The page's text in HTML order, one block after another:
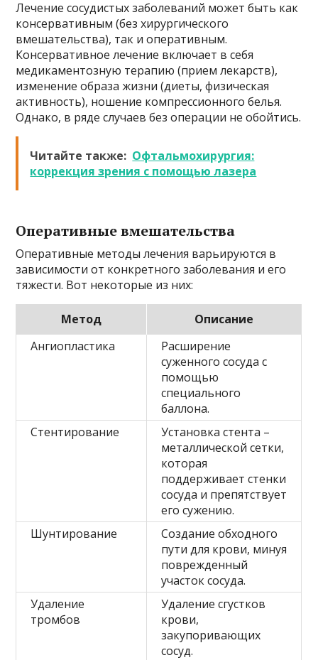
Лечение сосудистых заболеваний может быть как
консервативным (без хирургического
вмешательства), так и оперативным.
Консервативное лечение включает в себя
медикаментозную терапию (прием лекарств),
изменение образа жизни (диеты, физическая
активность), ношение компрессионного белья.
Однако, в ряде случаев без операции не обойтись.
Читайте также: Офтальмохирургия:
коррекция зрения с помощью лазера
Оперативные вмешательства
Оперативные методы лечения варьируются в
зависимости от конкретного заболевания и его
тяжести. Вот некоторые из них:
Метод
Описание
Ангиопластика
Расширение
суженного сосуда с
помощью
специального
баллона.
Стентирование
Установка стента –
металлической сетки,
которая
поддерживает стенки
сосуда и препятствует
его сужению.
Шунтирование
Создание обходного
пути для крови, минуя
поврежденный
участок сосуда.
Удаление
тромбов
Удаление сгустков
крови,
закупоривающих
сосуд.